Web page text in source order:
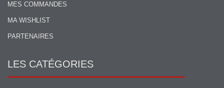
MES COMMANDES
MA WISHLIST
PARTENAIRES
LES CATÉGORIES